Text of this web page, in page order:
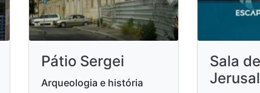
Pátio Sergei
Arqueologia e história
Sala